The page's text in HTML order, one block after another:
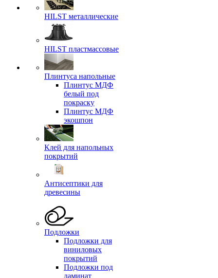
HILST металлические
HILST пластмассовые
Плинтуса напольные
Плинтус МДФ
белый под
покраску
Плинтус МДФ
экошпон
Клей для напольных
покрытий
Антисептики для
древесины
Подложки
Подложки для
виниловых
покрытий
Подложки под
ламинат